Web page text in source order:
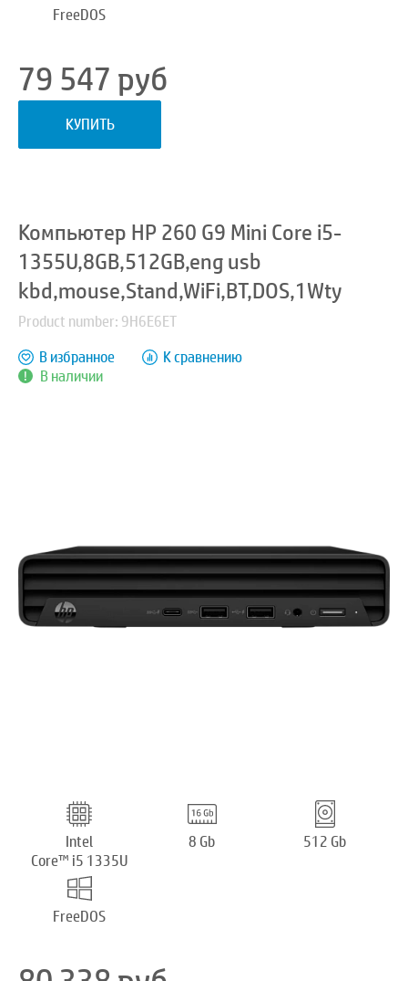
FreeDOS
79 547 руб
КУПИТЬ
Компьютер HP 260 G9 Mini Core i5-
1355U,8GB,512GB,eng usb
kbd,mouse,Stand,WiFi,BT,DOS,1Wty
Product number: 9H6E6ET
В наличии
В избранное К сравнению
Intel
Core™ i5 1335U
8 Gb 512 Gb
FreeDOS